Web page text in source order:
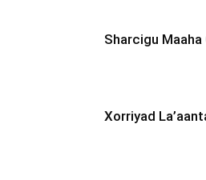
Sharcigu Maaha
Xorriyad